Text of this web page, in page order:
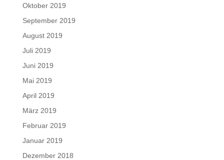
Oktober 2019
September 2019
August 2019
Juli 2019
Juni 2019
Mai 2019
April 2019
März 2019
Februar 2019
Januar 2019
Dezember 2018